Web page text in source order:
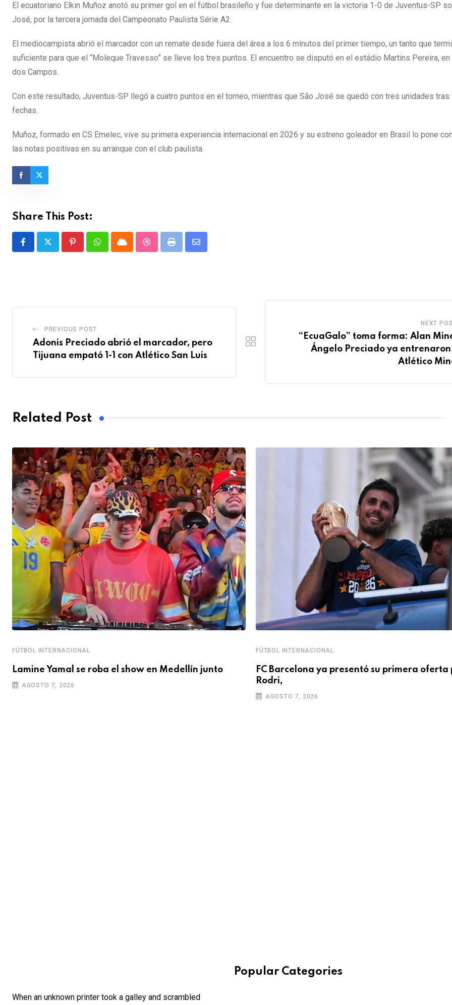
El ecuatoriano Elkin Muñoz anotó su primer gol en el fútbol brasileño y fue determinante en la victoria 1-0 de Juventus-SP
José, por la tercera jornada del Campeonato Paulista Série A2.
El mediocampista abrió el marcador con un remate desde fuera del área a los 6 minutos del primer tiempo, un tanto que
suficiente para que el “Moleque Travesso” se lleve los tres puntos. El encuentro se disputó en el estádio Martins Pereira,
dos Campos.
Con este resultado, Juventus-SP llegó a cuatro puntos en el torneo, mientras que São José se quedó con tres unidades tras
fechas.
Muñoz, formado en CS Emelec, vive su primera experiencia internacional en 2026 y su estreno goleador en Brasil lo pone
las notas positivas en su arranque con el club paulista.
Share This Post:
PinterestWhatsappCloud StumbleUpon
Print
Share
PREVIOUS POST
Adonis Preciado abrió el marcador, pero
Tijuana empató 1-1 con Atlético San Luis
NEXT
“EcuaGalo” toma forma: Alan
Ángelo Preciado ya entrenaron
Atlético
Related Post
FÚTBOL INTERNACIONAL
Lamine Yamal se roba el show en Medellín junto
AGOSTO 7, 2026
FÚTBOL INTERNACIONAL
FC Barcelona ya presentó su primera oferta
Rodri,
AGOSTO 7, 2026
When an unknown printer took a galley and scrambled
Popular Categories